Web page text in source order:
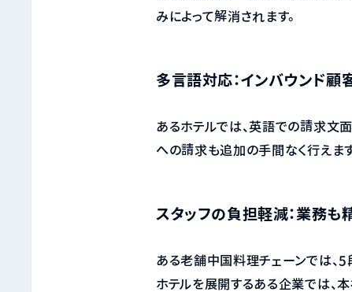
みによって解消されます。
多言語対応：インバウンド顧
あるホテルでは、英語での請求文
への請求も追加の手間なく行えます
スタッフの負担軽減：業務も
ある老舗中国料理チェーンでは、
ホテルを展開するある企業では、